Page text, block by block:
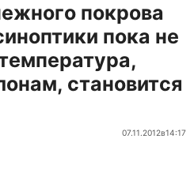
покрова
пока не
становится
07.11.2012в14:17